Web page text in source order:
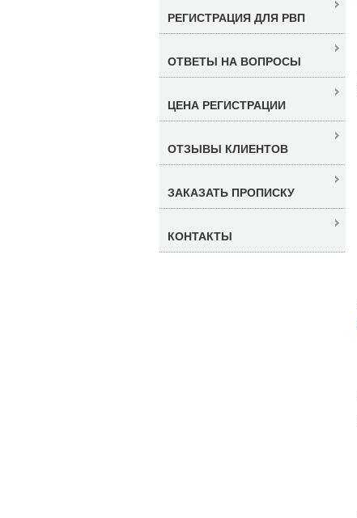
РЕГИСТРАЦИЯ ДЛЯ РВП
ОТВЕТЫ НА ВОПРОСЫ
ЦЕНА РЕГИСТРАЦИИ
ОТЗЫВЫ КЛИЕНТОВ
ЗАКАЗАТЬ ПРОПИСКУ
КОНТАКТЫ